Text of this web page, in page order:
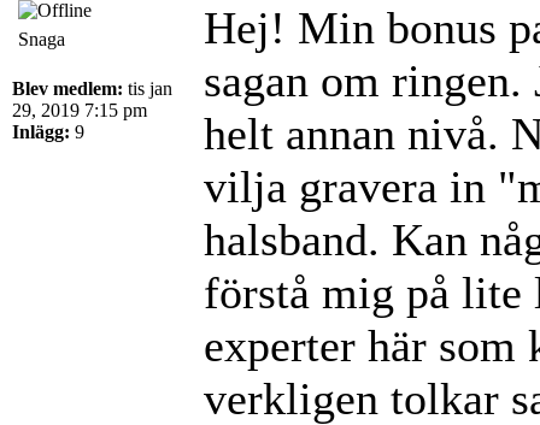
Snaga
Blev medlem: tis jan
29, 2019 7:15 pm
Inlägg: 9
Hej! Min bonus
sagan om ringen.
helt annan nivå.
vilja gravera in
halsband. Kan
förstå mig på lite
experter här som
verkligen tolkar